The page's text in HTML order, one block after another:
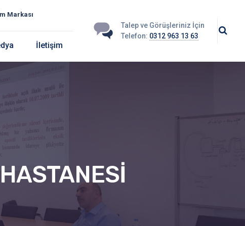
İletişim
Talep ve Görüşleriniz İçin
Telefon: 0312 963 13 63